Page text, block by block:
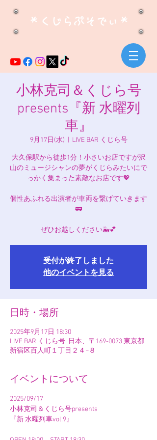
​＊くじらぷそでぃ＊
小林克司＆くじら号
presents『新 水曜列
車』
9月17日(水) LIVE BAR くじら号
大久保駅から徒歩1分！小さいお店ですが沢
山のミュージシャンの夢がくじらみたいにで
っかく集まった素敵なお店です💖
個性あふれる出演者が車両を繋げていきます
🚃
受付が終了しました
他のイベントを見る
日時・場所
2025年9月17日 18:30
LIVE BAR くじら号, 日本、〒169-0073 東京都
新宿区百人町１丁目２４−８
イベントについて
2025/09/17
小林克司＆くじら号presents
『新 水曜列車vol.9』